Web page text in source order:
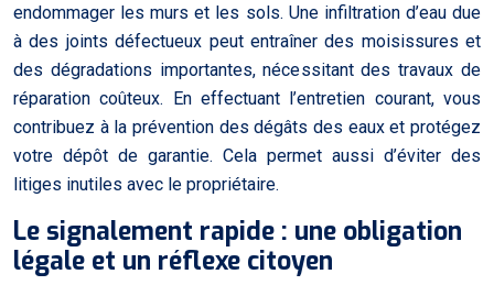
endommager les murs et les sols. Une infiltration d’eau due
à des joints défectueux peut entraîner des moisissures et
des dégradations importantes, nécessitant des travaux de
réparation coûteux. En effectuant l’entretien courant, vous
contribuez à la prévention des dégâts des eaux et protégez
votre dépôt de garantie. Cela permet aussi d’éviter des
litiges inutiles avec le propriétaire.
Le signalement rapide : une obligation
légale et un réflexe citoyen